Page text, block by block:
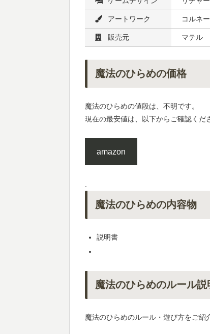
アートワーク コルネ
販売元 マテル
魔法のひらめの価格
魔法のひらめの値段は、不明です。
現在の最安値は、以下からご確認くだ
amazon
.
魔法のひらめの内容物
説明書
魔法のひらめのルール説
魔法のひらめのルール・遊び方をご紹